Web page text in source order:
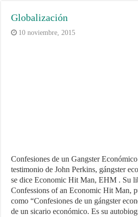
Globalización
10 noviembre, 2015
Confesiones de un Gangster
testimonio de John Perkins, gángster
se dice Economic Hit Man, EHM . Su
Confessions of an Economic Hit Man,
como “Confesiones de un gángster
de un sicario económico. Es su